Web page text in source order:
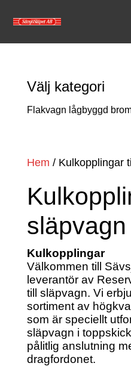
Hem / Kulkopplingar
släpvagn
Kulkopplingar
Välkommen till
leverantör av
till släpvagn. Vi
sortiment av
som är speciellt
släpvagn i
pålitlig anslutning
dragfordonet.
Välj kategori
Flakvagn lågbyggd